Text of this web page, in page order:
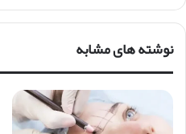
نوشته های مشابه